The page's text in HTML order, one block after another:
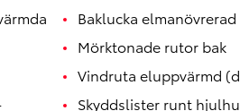
Baklucka elmanövrerad
Mörktonade rutor bak
Vindruta eluppvärmd
Skyddslister runt